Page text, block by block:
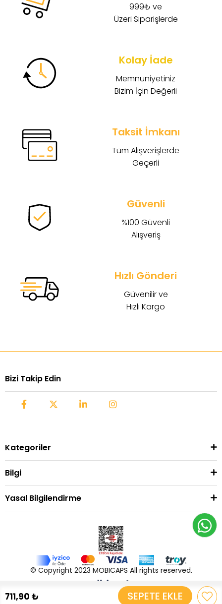
711,90 ₺
999₺ ve
Üzeri Siparişlerde
Kolay İade
Memnuniyetiniz
Bizim İçin Değerli
Taksit İmkanı
Tüm Alışverişlerde
Geçerli
Güvenli
%100 Güvenli
Alışveriş
Hızlı Gönderi
Güvenilir ve
Hızlı Kargo
Bizi Takip Edin
Kategoriler
Bilgi
Yasal Bilgilendirme
© Copyright 2023 MOBICAPS All rights reserved.